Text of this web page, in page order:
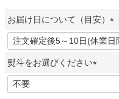
お届け日について（目安）
(
必
)
熨斗をお選びください
必